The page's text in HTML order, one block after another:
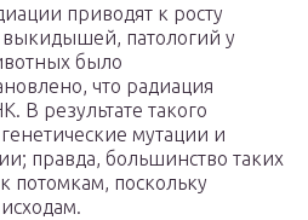
приводят к росту
патологий у
было
что радиация
В результате такого
мутации и
правда, большинство таких
потомкам, поскольку